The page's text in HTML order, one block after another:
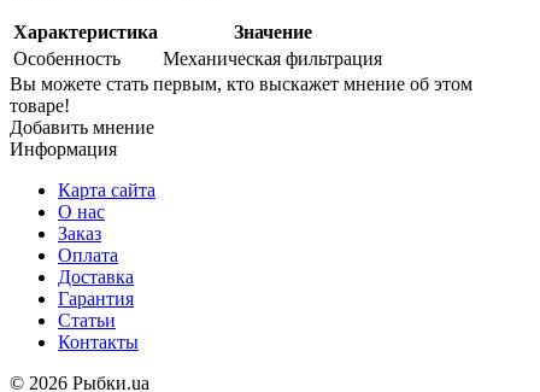
Характеристика
Значение
Особенность
Механическая фильтрация
Вы можете стать первым, кто выскажет мнение об этом
товаре!
Добавить мнение
Информация
Карта сайта
О нас
Заказ
Оплата
Доставка
Гарантия
Статьи
Контакты
© 2026 Рыбки.ua